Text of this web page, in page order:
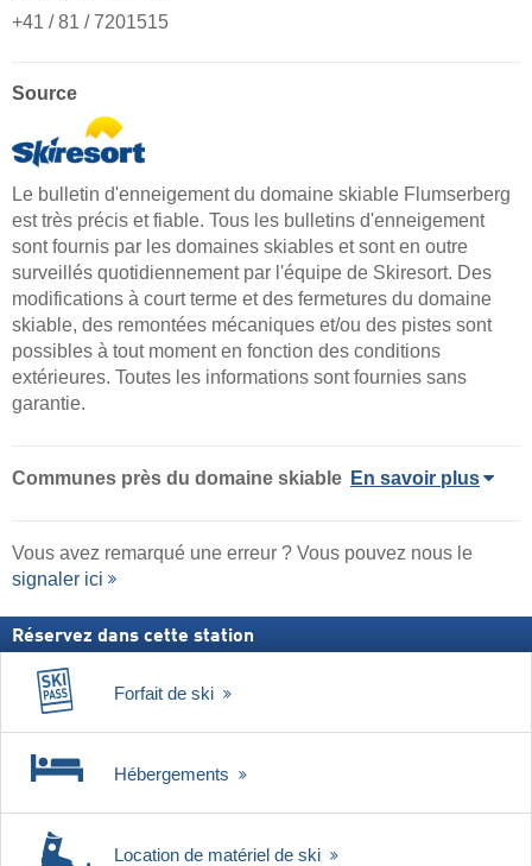
+41 / 81 / 7201515
Source
Le bulletin d'enneigement du domaine skiable Flumserberg
est très précis et fiable. Tous les bulletins d'enneigement
sont fournis par les domaines skiables et sont en outre
surveillés quotidiennement par l'équipe de Skiresort. Des
modifications à court terme et des fermetures du domaine
skiable, des remontées mécaniques et/ou des pistes sont
possibles à tout moment en fonction des conditions
extérieures. Toutes les informations sont fournies sans
garantie.
Communes près du domaine skiable En savoir plus
Vous avez remarqué une erreur ? Vous pouvez nous le
signaler ici
Réservez dans cette station
Forfait de ski
Hébergements
Location de matériel de ski